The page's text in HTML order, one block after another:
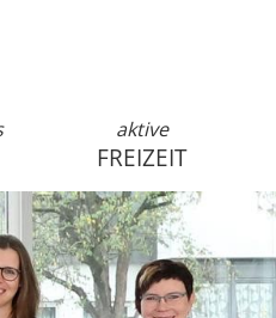
anmelden
aktive
FREIZEIT